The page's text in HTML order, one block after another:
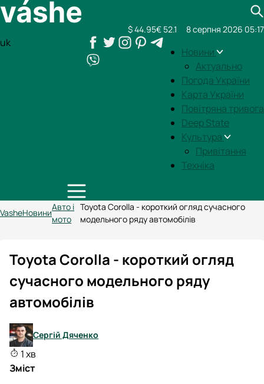
uk
Новини
Актуально
Погода України
Карта України
Повітряна тривога
Deep State
Культура
Привітання
Техніка
$ 44.95€ 52.1 8 серпня 2026 05:17
VasheНовини
Авто і
мото
Toyota Corolla - короткий огляд сучасного
модельного ряду автомобілів
Toyota Corolla - короткий огляд
сучасного модельного ряду
автомобілів
Сергій Дяченко
1 хв
Зміст